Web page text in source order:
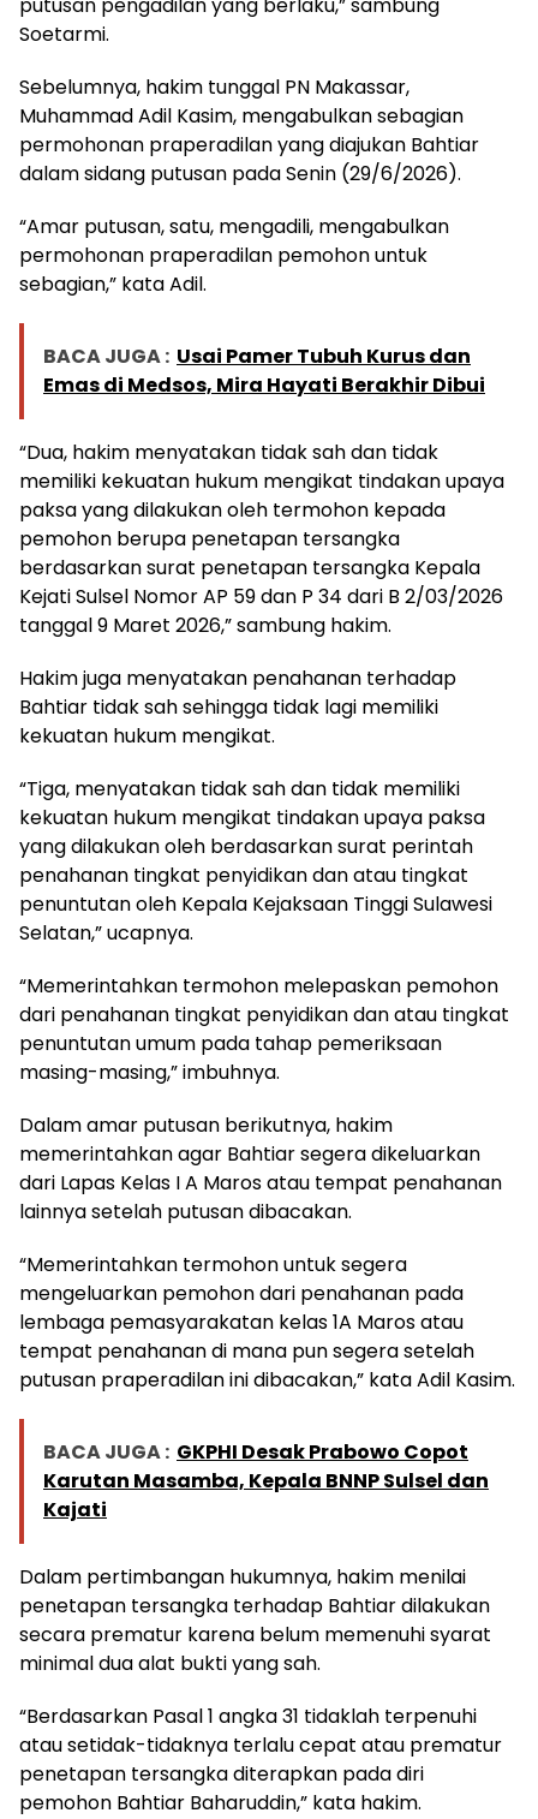
putusan pengadilan yang berlaku,” sambung
Soetarmi.
Sebelumnya, hakim tunggal PN Makassar,
Muhammad Adil Kasim, mengabulkan sebagian
permohonan praperadilan yang diajukan Bahtiar
dalam sidang putusan pada Senin (29/6/2026).
“Amar putusan, satu, mengadili, mengabulkan
permohonan praperadilan pemohon untuk
sebagian,” kata Adil.
BACA JUGA : Usai Pamer Tubuh Kurus dan
Emas di Medsos, Mira Hayati Berakhir Dibui
“Dua, hakim menyatakan tidak sah dan tidak
memiliki kekuatan hukum mengikat tindakan upaya
paksa yang dilakukan oleh termohon kepada
pemohon berupa penetapan tersangka
berdasarkan surat penetapan tersangka Kepala
Kejati Sulsel Nomor AP 59 dan P 34 dari B 2/03/2026
tanggal 9 Maret 2026,” sambung hakim.
Hakim juga menyatakan penahanan terhadap
Bahtiar tidak sah sehingga tidak lagi memiliki
kekuatan hukum mengikat.
“Tiga, menyatakan tidak sah dan tidak memiliki
kekuatan hukum mengikat tindakan upaya paksa
yang dilakukan oleh berdasarkan surat perintah
penahanan tingkat penyidikan dan atau tingkat
penuntutan oleh Kepala Kejaksaan Tinggi Sulawesi
Selatan,” ucapnya.
“Memerintahkan termohon melepaskan pemohon
dari penahanan tingkat penyidikan dan atau tingkat
penuntutan umum pada tahap pemeriksaan
masing-masing,” imbuhnya.
Dalam amar putusan berikutnya, hakim
memerintahkan agar Bahtiar segera dikeluarkan
dari Lapas Kelas I A Maros atau tempat penahanan
lainnya setelah putusan dibacakan.
“Memerintahkan termohon untuk segera
mengeluarkan pemohon dari penahanan pada
lembaga pemasyarakatan kelas 1A Maros atau
tempat penahanan di mana pun segera setelah
putusan praperadilan ini dibacakan,” kata Adil Kasim.
BACA JUGA : GKPHI Desak Prabowo Copot
Karutan Masamba, Kepala BNNP Sulsel dan
Kajati
Dalam pertimbangan hukumnya, hakim menilai
penetapan tersangka terhadap Bahtiar dilakukan
secara prematur karena belum memenuhi syarat
minimal dua alat bukti yang sah.
“Berdasarkan Pasal 1 angka 31 tidaklah terpenuhi
atau setidak-tidaknya terlalu cepat atau prematur
penetapan tersangka diterapkan pada diri
pemohon Bahtiar Baharuddin,” kata hakim.